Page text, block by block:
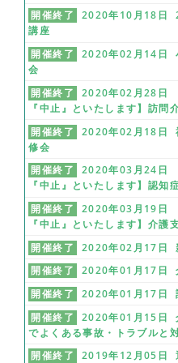
開催終了
2020年10月18日
講座
開催終了
2020年02月14日
会
開催終了
2020年02月28日
『中止』といたします】訪問
開催終了
2020年02月18日
修会
開催終了
2020年03月24日
『中止』といたします】認知
開催終了
2020年03月19日
『中止』といたします】介護
開催終了
2020年02月17日
開催終了
2020年01月17日
開催終了
2020年01月17日
開催終了
2020年01月15日
でよくある事故・トラブルと
開催終了
2019年12月05日